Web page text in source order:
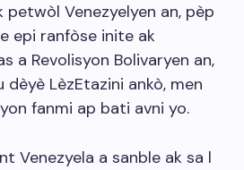
Venezyelyen an, pèp
epi ranfòse inite ak
a Revolisyon Bolivaryen an,
dèyè LèzEtazini ankò, men
fanmi ap bati avni yo.
Venezyela a sanble ak sa l